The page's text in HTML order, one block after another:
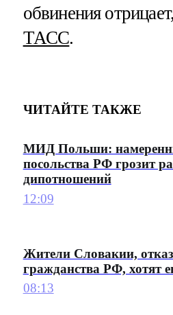
обвинения
ТАСС.
ЧИТАЙТЕ ТАКЖЕ
МИД Польши:
посольства РФ грозит
дипотношений
12:09
Жители Словакии,
гражданства РФ, хотят
08:13